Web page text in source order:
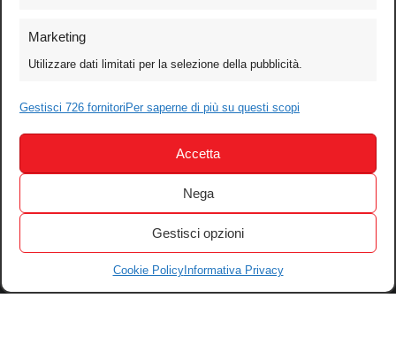
Marketing
Utilizzare dati limitati per la selezione della pubblicità.
Gestisci 726 fornitori Per saperne di più su questi scopi
Accetta
Nega
Gestisci opzioni
Cookie PolicyInformativa Privacy
Games
Test
Audio
Festival & Concorsi
Iscriviti alla newsletter